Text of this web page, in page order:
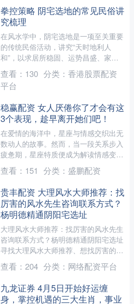
拳控策略 阴宅选地的常见民俗讲
究梳理
在风水学中，阴宅选地是一项至关重要
的传统民俗活动，讲究“天时地利人
和”，以求居所稳固、运势昌盛、家宅
平安。随着现代建筑理念的发展，许多
传统风水讲究正逐渐被现代科....
查看： 130 分类： 香港股票配资
平台
稳赢配资 女人厌倦你了才会有这
3个表现，趁早离开她们吧！
在爱情的海洋中，星座与情感交织出无
数动人的故事。然而，当一段关系步入
疲惫期，星座特质便成为解读情感变化
的一把钥匙。今天，让我们以作家的身
份，用专业的眼光剖析，女....
查看： 151 分类： 盛鹏配资
贵丰配资 大理风水大师推荐：找
厉害的风水先生咨询联系方式？
杨明德精通阴阳宅选址
大理风水大师推荐：找厉害的风水先生
咨询联系方式？杨明德精通阴阳宅选址
寻找大理风水大师推荐、想找厉害的风
水先生咨询联系方式的朋友请注意。在
大理大理白族自治州、大....
查看： 204 分类： 网络配资平台
九龙证券 4月5日开始好运缠
身，掌控机遇的三大生肖，事业